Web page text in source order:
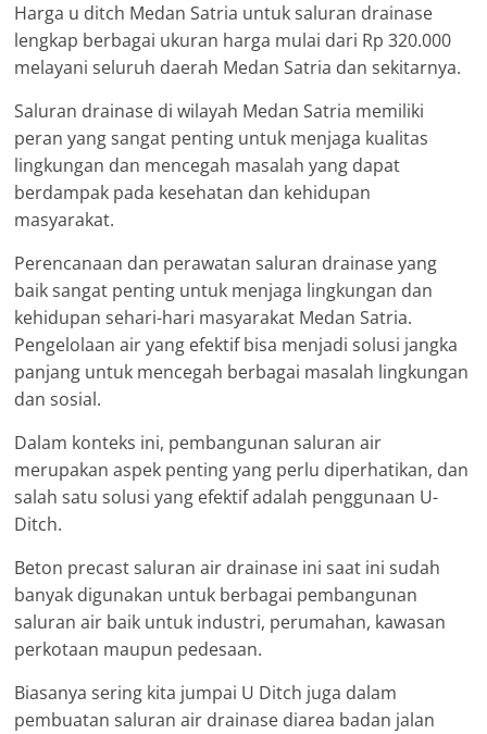
Harga u ditch Medan Satria untuk saluran drainase
lengkap berbagai ukuran harga mulai dari Rp 320.000
melayani seluruh daerah Medan Satria dan sekitarnya.
Saluran drainase di wilayah Medan Satria memiliki
peran yang sangat penting untuk menjaga kualitas
lingkungan dan mencegah masalah yang dapat
berdampak pada kesehatan dan kehidupan
masyarakat.
Perencanaan dan perawatan saluran drainase yang
baik sangat penting untuk menjaga lingkungan dan
kehidupan sehari-hari masyarakat Medan Satria.
Pengelolaan air yang efektif bisa menjadi solusi jangka
panjang untuk mencegah berbagai masalah lingkungan
dan sosial.
Dalam konteks ini, pembangunan saluran air
merupakan aspek penting yang perlu diperhatikan, dan
salah satu solusi yang efektif adalah penggunaan U-
Ditch.
Beton precast saluran air drainase ini saat ini sudah
banyak digunakan untuk berbagai pembangunan
saluran air baik untuk industri, perumahan, kawasan
perkotaan maupun pedesaan.
Biasanya sering kita jumpai U Ditch juga dalam
pembuatan saluran air drainase diarea badan jalan